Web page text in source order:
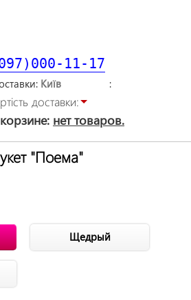
11-17
доставки:
нет товаров.
"Поема"
Щедрый